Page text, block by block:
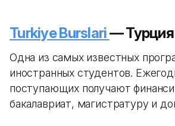
Turkiye Burslari— Турция
Одна из самых известных
иностранных студентов.
поступающих получают
бакалавриат, магистратуру и